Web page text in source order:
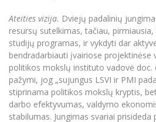
Intranetas
eDVS
Microsoft Office 365
MRU mobilios
Pagalbos sistema
Profesinė sąjunga
Kontaktų paieška
Ateities vizija. Dviejų padalinių
resursų sutelkimas, tačiau,
studijų programas, ir vykdyti dar
bendradarbiauti įvairiose projektinėse
politikos mokslų instituto vadovė doc.
pažymi, jog „sujungus LSVI ir PMI
stiprinama politikos mokslų kryptis,
darbo efektyvumas, valdymo
stabilumas. Jungimas svariai